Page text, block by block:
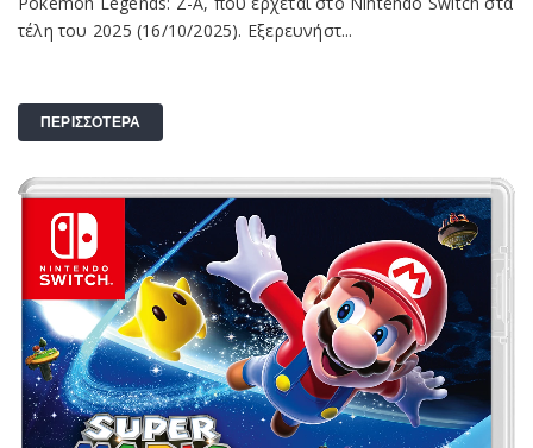
τέλη του 2025 (16/10/2025). Εξερευνήστ...
ΠΕΡΙΣΣΟΤΕΡΑ